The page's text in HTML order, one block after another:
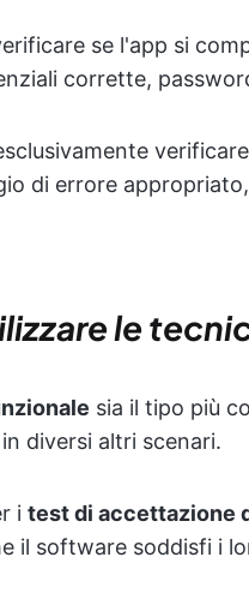
se l'app si
corrette,
di errore
le
sia il tipo più
diversi altri scenari.
i test di accettazione
il software soddisfi i